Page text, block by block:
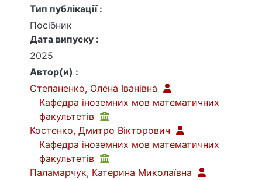
Тип публікації :
Посібник
Дата випуску :
2025
Автор(и) :
Степаненко, Олена Іванівна
Кафедра іноземних мов математичних
факультетів
Костенко, Дмитро Вікторович
Кафедра іноземних мов математичних
факультетів
Паламарчук, Катерина Миколаївна